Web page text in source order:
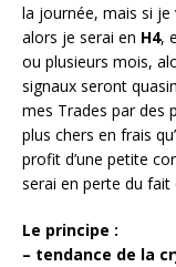
la journée, mais si je
alors je serai en H4,
ou plusieurs mois,
signaux seront
mes Trades par des
plus chers en frais
profit d’une petite
serai en perte du fait
Le principe :
– tendance de la